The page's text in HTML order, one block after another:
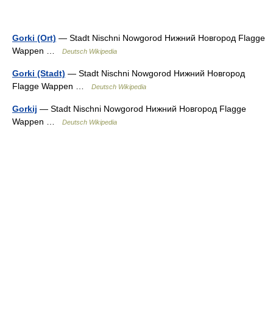
Gorki (Ort) — Stadt Nischni Nowgorod Нижний Новгород Flagge
Wappen …
Deutsch Wikipedia
Gorki (Stadt) — Stadt Nischni Nowgorod Нижний Новгород
Flagge Wappen …
Deutsch Wikipedia
Gorkij — Stadt Nischni Nowgorod Нижний Новгород Flagge
Wappen …
Deutsch Wikipedia